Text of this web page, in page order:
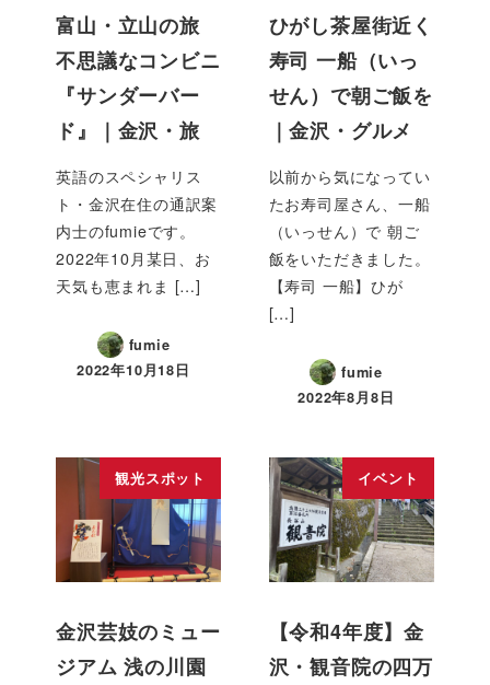
富山・立山の旅
不思議なコンビニ
『サンダーバー
ド』｜金沢・旅
英語のスペシャリス
ト・金沢在住の通訳案
内士のfumieです。
2022年10月某日、お
天気も恵まれま […]
fumie
2022年10月18日
ひがし茶屋街近く
寿司 一船（いっ
せん）で朝ご飯を
｜金沢・グルメ
以前から気になってい
たお寿司屋さん、一船
（いっせん）で 朝ご
飯をいただきました。
【寿司 一船】ひが
[…]
fumie
2022年8月8日
観光スポット
金沢芸妓のミュー
ジアム 浅の川園
イベント
【令和4年度】金
沢・観音院の四万